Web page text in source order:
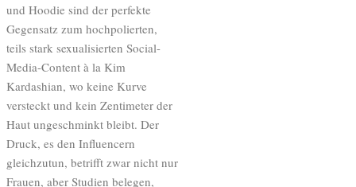
und Hoodie sind der perfekte
Gegensatz zum hochpolierten,
teils stark sexualisierten Social-
Media-Content à la Kim
Kardashian, wo keine Kurve
versteckt und kein Zentimeter der
Haut ungeschminkt bleibt. Der
Druck, es den Influencern
gleichzutun, betrifft zwar nicht nur
Frauen, aber Studien belegen,